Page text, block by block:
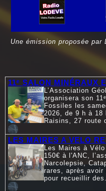
Une émission proposée par
11ᵉ SALON MINÉRAUX
L’Association
organisera son
Fossiles les
2026, de 9 h à 18
Raisins, 27 route
LES MAIRES A VELO
Les Maires à
150€ à l'ANC,
Narcolepsie,
rares, après
pour recueillir